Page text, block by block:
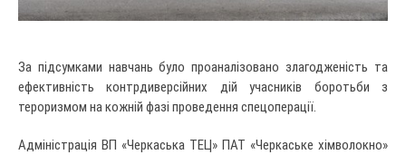
За підсумками навчань було проаналізовано злагодженість та
ефективність контрдиверсійних дій учасників боротьби з
тероризмом на кожній фазі проведення спецоперації.
Адміністрація ВП «Черкаська ТЕЦ» ПАТ «Черкаське хімволокно»